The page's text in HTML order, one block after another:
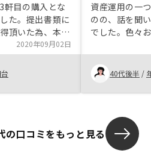
軒目の購入とな
た。提出書類に
頂いた為、本当
やり取りも2回目
りこれまたスム
市での展開を強
2020年09月02日
資産運用の一
のの、話を聞
でした。色々
が、まずはや
う気持ちもあ
最終的には、
けてくださっ
当の方ご自身
とで、背中を
40代後半 /
の口コミをもっと見る